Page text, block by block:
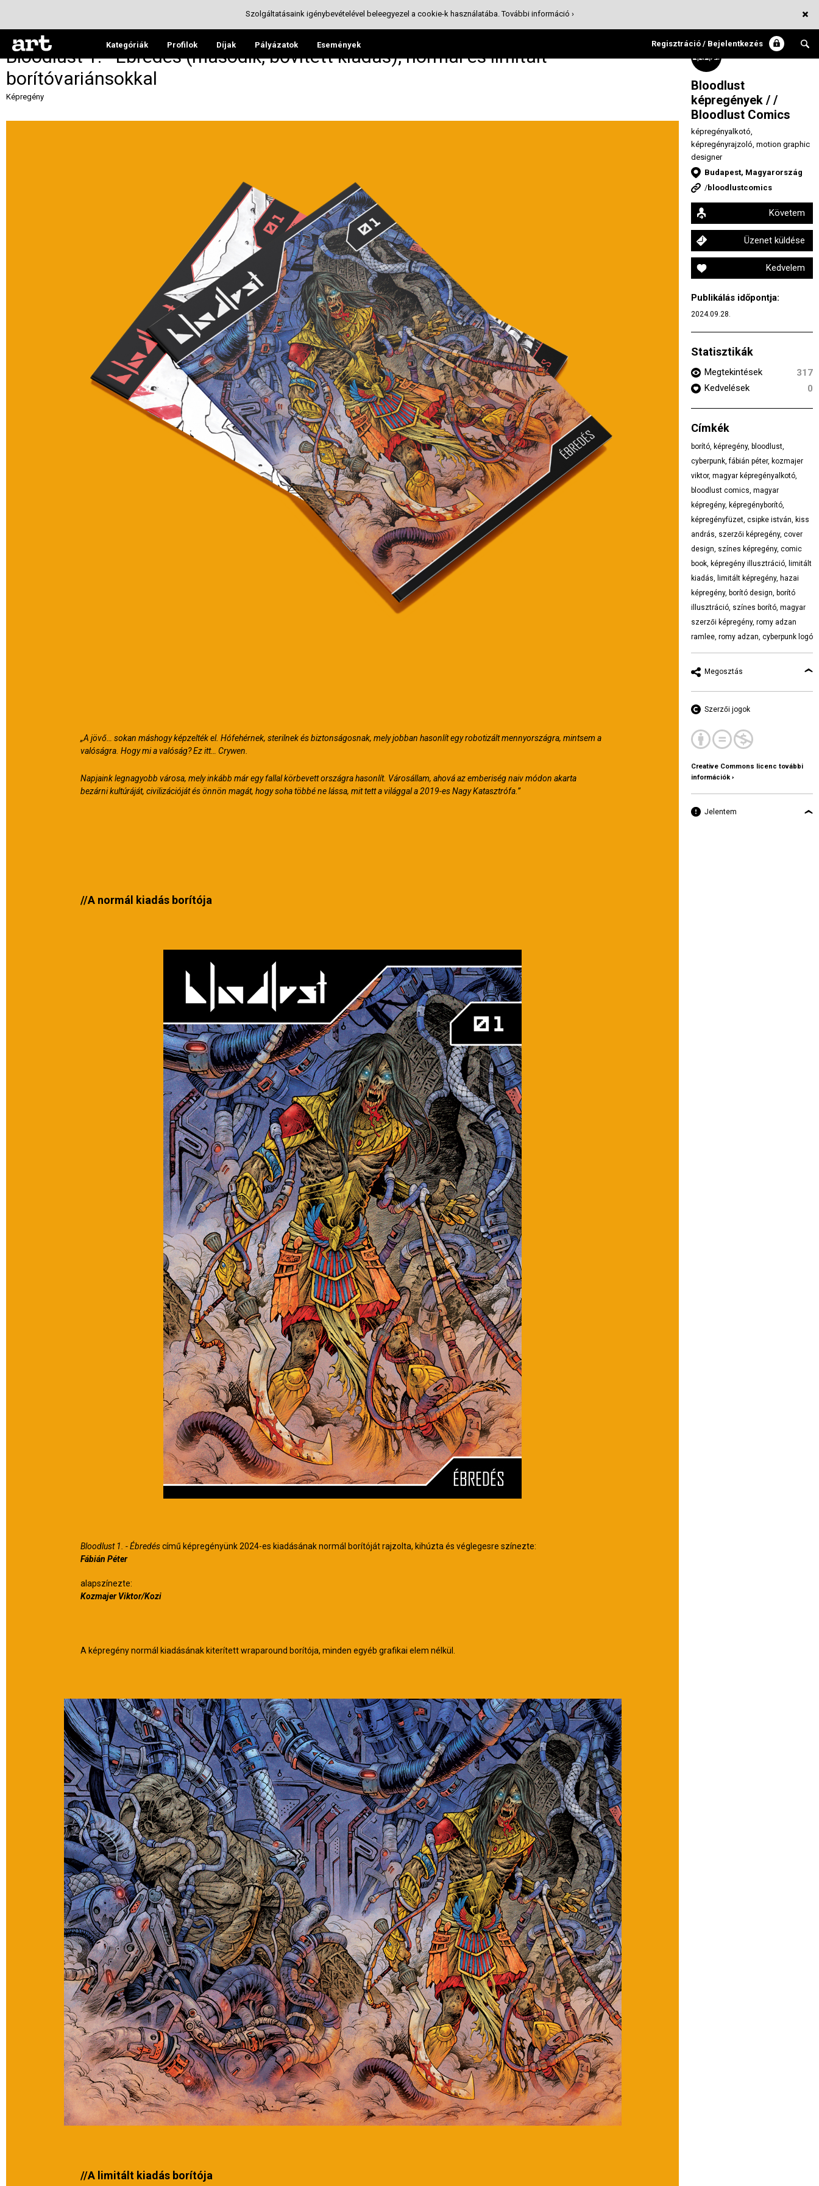
Kategóriák Profilok Díjak Pályázatok Események Regisztráció / Bejelentkezés
Bloodlust 1. - Ébredés (második, bővített kiadás), normál és limitált
borítóvariánsokkal
Képregény
„A ​jövő… sokan máshogy képzelték el. Hófehérnek, sterilnek és biztonságosnak, mely jobban hasonlít egy robotizált mennyországra, mintsem a
valóságra. Hogy mi a valóság? Ez itt… Crywen.
Napjaink legnagyobb városa, mely inkább már egy fallal körbevett országra hasonlít. Városállam, ahová az emberiség naiv módon akarta
bezárni kultúráját, civilizációját és önnön magát, hogy soha többé ne lássa, mit tett a világgal a 2019-es Nagy Katasztrófa.”
//A normál kiadás borítója
Bloodlust 1. - Ébredéscímű képregényünk 2024-es kiadásának normál borítóját rajzolta, kihúzta és véglegesre színezte:
Fábián Péter
alapszínezte:
Kozmajer Viktor/Kozi
A képregény normál kiadásának kiterített wraparound borítója, minden egyéb grafikai elem nélkül.
//A limitált kiadás borítója
Bloodlust
képregények / /
Bloodlust Comics
képregényalkotó,
képregényrajzoló, motion graphic
designer
Budapest, Magyarország
/bloodlustcomics
Követem
Üzenet küldése
Kedvelem
Publikálás időpontja:
2024.09.28.
Statisztikák
Megtekintések
317
Kedvelések
0
Címkék
borító, képregény, bloodlust,
cyberpunk,fábián péter, kozmajer
viktor, magyar képregényalkotó,
bloodlust comics, magyar
képregény, képregényborító,
képregényfüzet, csipke istván, kiss
andrás, szerzői képregény, cover
design, színes képregény, comic
book, képregény illusztráció, limitált
kiadás, limitált képregény, hazai
képregény, borító design, borító
illusztráció, színes borító, magyar
szerzői képregény, romy adzan
ramlee, romy adzan, cyberpunk logó
Megosztás
Szerzői jogok
Creative Commons licenc további
információk ›
Jelentem
Szolgáltatásaink igénybevételével beleegyezel a cookie-k használatába.További információ ›